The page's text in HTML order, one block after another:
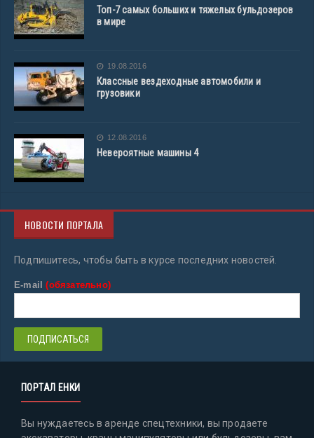
Топ-7 самых больших и тяжелых бульдозеров
в мире
19.08.2016
Классные вездеходные автомобили и
грузовики
12.08.2016
Невероятные машины 4
НОВОСТИ ПОРТАЛА
Подпишитесь, чтобы быть в курсе последних новостей.
E-mail(обязательно)
ПОРТАЛ ЕНКИ
Вы нуждаетесь в аренде спецтехники, вы продаете